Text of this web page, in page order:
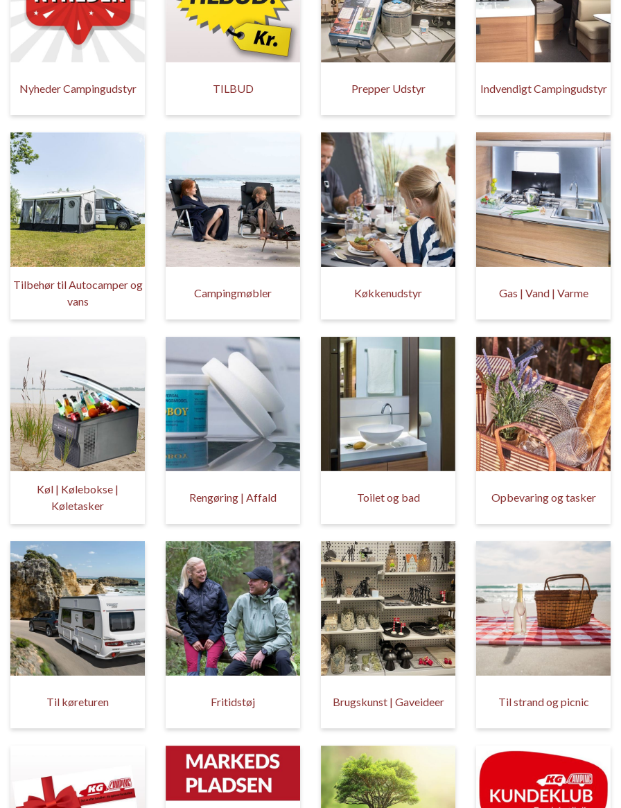
Nyheder Campingudstyr TILBUD Prepper Udstyr Indvendigt Campingudstyr
Tilbehør til Autocamper og
vans
Campingmøbler Køkkenudstyr Gas | Vand | Varme
Køl | Kølebokse |
Køletasker
Rengøring | Affald Toilet og bad Opbevaring og tasker
Til køreturen Fritidstøj Brugskunst | Gaveideer Til strand og picnic